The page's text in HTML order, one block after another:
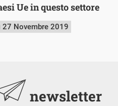
Ue in questo settore
27 Novembre 2019
newsletter